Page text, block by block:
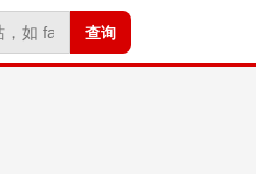
查询